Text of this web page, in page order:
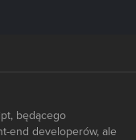
będącego
end developerów, ale